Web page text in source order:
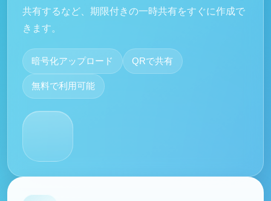
共有するなど、期限付きの一時共有をすぐに作成で
きます。
暗号化アップロード QRで共有
無料で利用可能
QRコードサービス機能一覧